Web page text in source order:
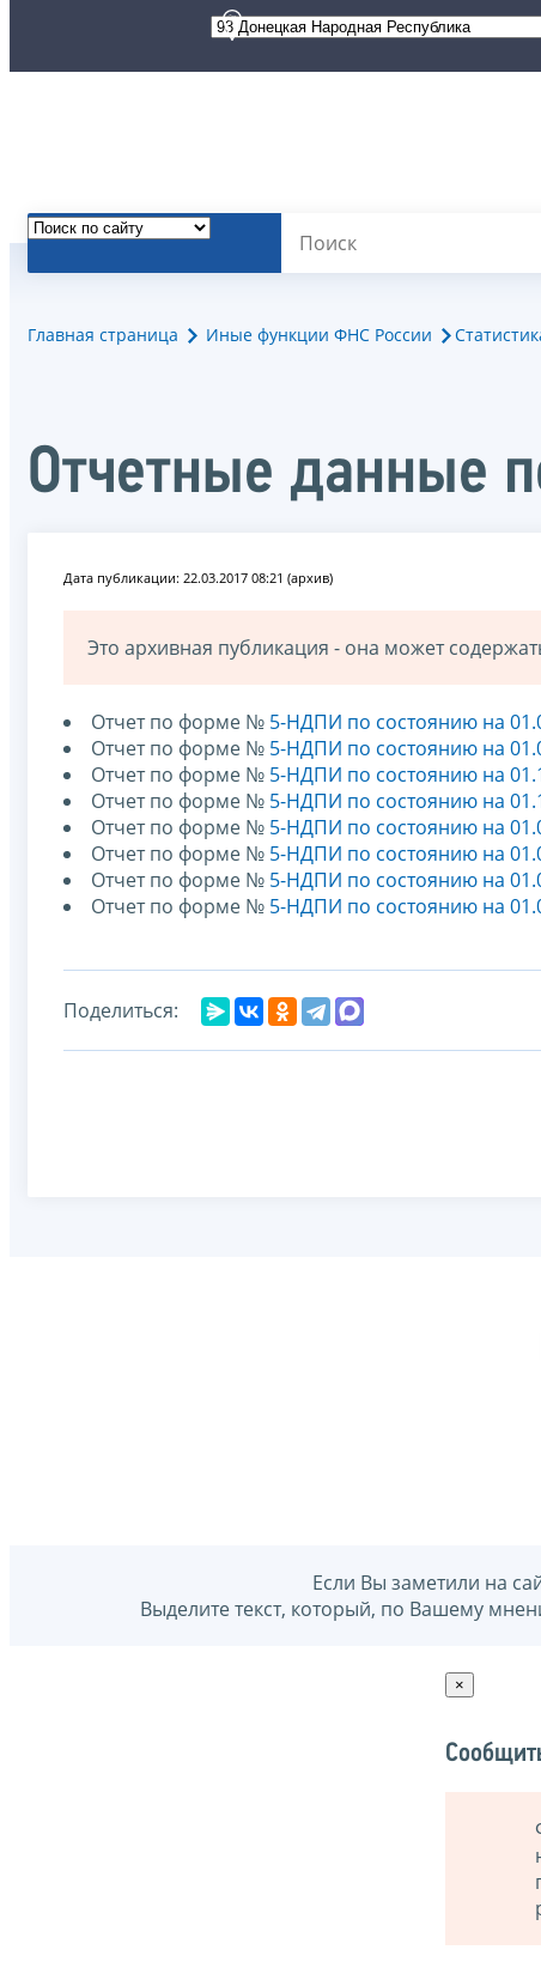
Главная страница Иные функции ФНС России
Отчетные данные
Дата публикации: 22.03.2017 08:21 (архив)
Это архивная публикация - она может
Отчет по форме № 5-НДПИ по состоянию на
Отчет по форме № 5-НДПИ по состоянию на
Отчет по форме № 5-НДПИ по состоянию на
Отчет по форме № 5-НДПИ по состоянию на
Отчет по форме № 5-НДПИ по состоянию на
Отчет по форме № 5-НДПИ по состоянию на
Отчет по форме № 5-НДПИ по состоянию на
Отчет по форме № 5-НДПИ по состоянию на
Поделиться:
Если Вы заметили на
Выделите текст, который, по Вашему
×